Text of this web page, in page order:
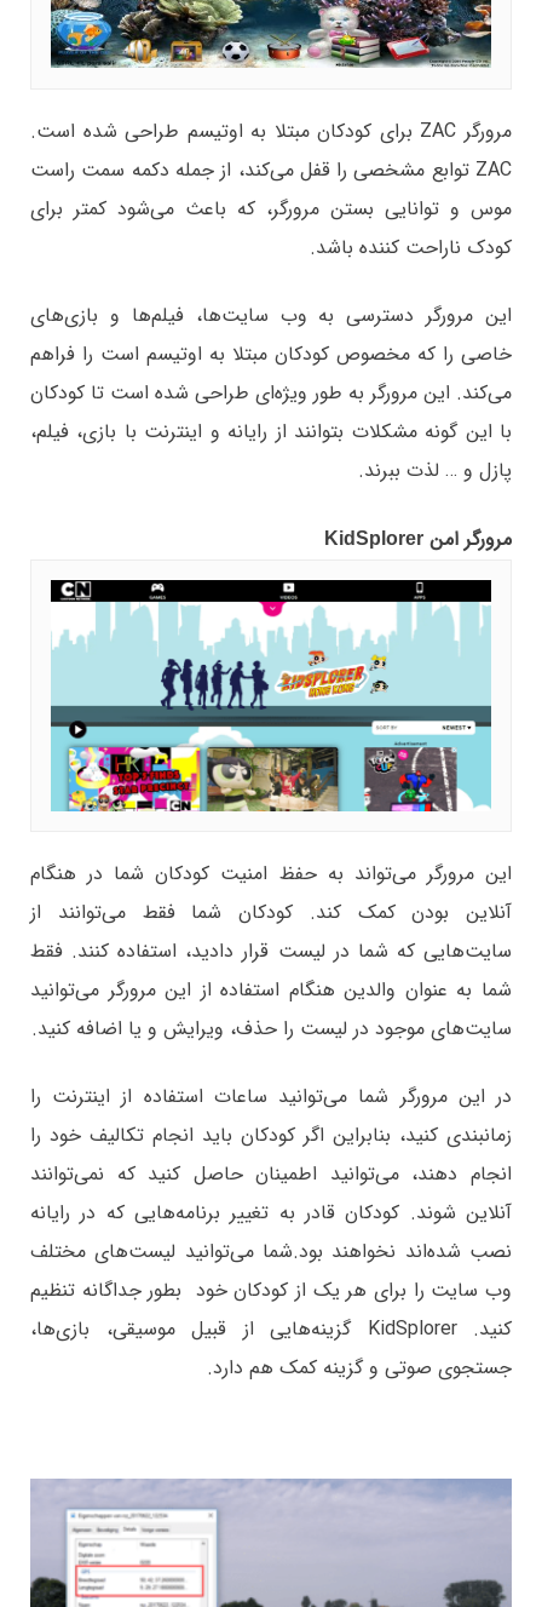
مرورگر ZAC برای کودکان مبتلا به اوتیسم طراحی شده است.
ZAC توابع مشخصی را قفل می‌کند، از جمله دکمه سمت راست
موس و توانایی بستن مرورگر، که باعث می‌شود کمتر برای
کودک ناراحت کننده باشد.
این مرورگر دسترسی به وب سایت‌ها، فیلم‌ها و بازی‌های
خاصی را که مخصوص کودکان مبتلا به اوتیسم است را فراهم
می‌کند. این مرورگر به طور ویژه‌ای طراحی شده است تا کودکان
با این گونه مشکلات بتوانند از رایانه و اینترنت با بازی، فیلم،
پازل و … لذت ببرند.
مرورگر امن KidSplorer
این مرورگر می‌تواند به حفظ امنیت کودکان شما در هنگام
آنلاین بودن کمک کند. کودکان شما فقط می‌توانند از
سایت‌هایی که شما در لیست قرار دادید، استفاده کنند. فقط
شما به عنوان والدین هنگام استفاده از این مرورگر می‌توانید
سایت‌های موجود در لیست را حذف، ویرایش و یا اضافه کنید.
در این مرورگر شما می‌توانید ساعات استفاده از اینترنت را
زمانبندی کنید، بنابراین اگر کودکان باید انجام تکالیف خود را
انجام دهند، می‌توانید اطمینان حاصل کنید که نمی‌توانند
آنلاین شوند. کودکان قادر به تغییر برنامه‌هایی که در رایانه
نصب شده‌اند نخواهند بود.شما می‌توانید لیست‌های مختلف
وب سایت را برای هر یک از کودکان خود بطور جداگانه تنظیم
کنید. KidSplorer گزینه‌هایی از قبیل موسیقی، بازی‌ها،
جستجوی صوتی و گزینه کمک هم دارد.